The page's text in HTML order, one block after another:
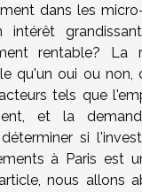
dans les
intérêt
rentable? La
qu'un oui ou non,
tels que
et la
si
à Paris est
nous allons